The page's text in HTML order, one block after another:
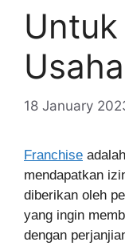
18 January
Franchise
mendapatkan
diberikan oleh
yang ingin
dengan